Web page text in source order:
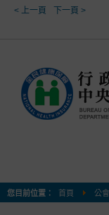
< 上一頁 下一頁 >
您目前位置： 首頁 公